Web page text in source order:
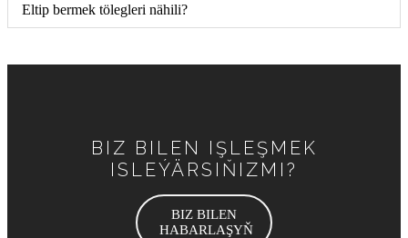
Eltip bermek tölegleri nähili?
BIZ BILEN IŞLEŞMEK
ISLEÝÄRSIŇIZMI?
BIZ BILEN
HABARLAŞYŇ